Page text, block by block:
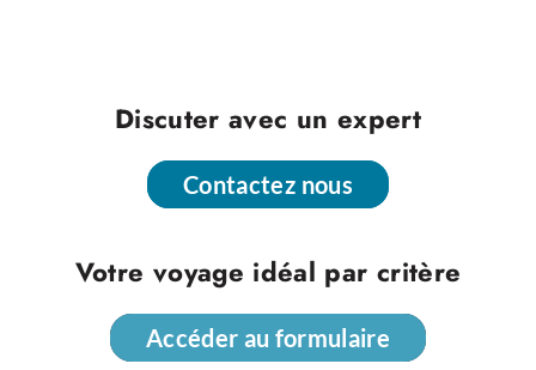
Discuter avec un expert
Contactez nous
Votre voyage idéal par critère
Accéder au formulaire